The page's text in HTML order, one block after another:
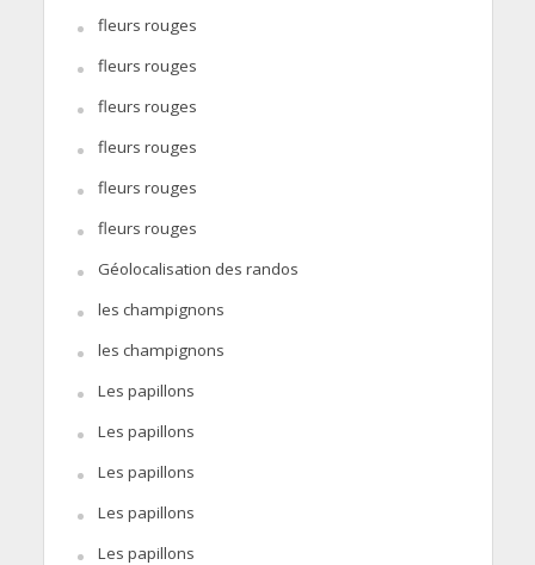
fleurs rouges
fleurs rouges
fleurs rouges
fleurs rouges
fleurs rouges
fleurs rouges
Géolocalisation des randos
les champignons
les champignons
Les papillons
Les papillons
Les papillons
Les papillons
Les papillons